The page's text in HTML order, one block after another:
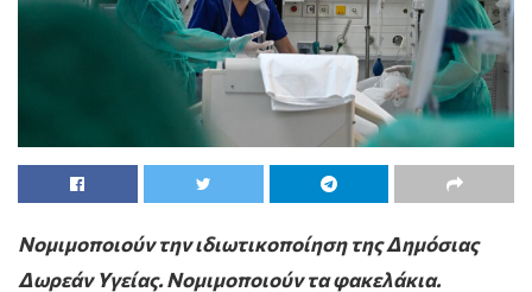
Νομιμοποιούν την ιδιωτικοποίηση της Δημόσιας
Δωρεάν Υγείας. Νομιμοποιούν τα φακελάκια.